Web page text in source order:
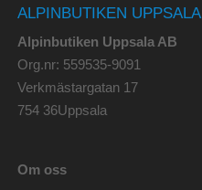
ALPINBUTIKEN UPPSALA
Alpinbutiken Uppsala AB
Org.nr: 559535-9091
Verkmästargatan 17
754 36Uppsala
Om oss